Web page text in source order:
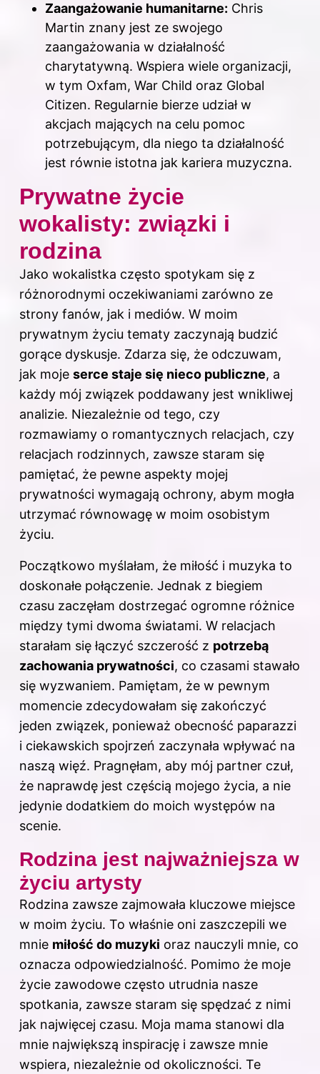
Zaangażowanie humanitarne: Chris
Martin znany jest ze swojego
zaangażowania w działalność
charytatywną. Wspiera wiele organizacji,
w tym Oxfam, War Child oraz Global
Citizen. Regularnie bierze udział w
akcjach mających na celu pomoc
potrzebującym, dla niego ta działalność
jest równie istotna jak kariera muzyczna.
Prywatne życie
wokalisty: związki i
rodzina
Jako wokalistka często spotykam się z
różnorodnymi oczekiwaniami zarówno ze
strony fanów, jak i mediów. W moim
prywatnym życiu tematy zaczynają budzić
gorące dyskusje. Zdarza się, że odczuwam,
jak moje serce staje się nieco publiczne, a
każdy mój związek poddawany jest wnikliwej
analizie. Niezależnie od tego, czy
rozmawiamy o romantycznych relacjach, czy
relacjach rodzinnych, zawsze staram się
pamiętać, że pewne aspekty mojej
prywatności wymagają ochrony, abym mogła
utrzymać równowagę w moim osobistym
życiu.
Początkowo myślałam, że miłość i muzyka to
doskonałe połączenie. Jednak z biegiem
czasu zaczęłam dostrzegać ogromne różnice
między tymi dwoma światami. W relacjach
starałam się łączyć szczerość z potrzebą
zachowania prywatności, co czasami stawało
się wyzwaniem. Pamiętam, że w pewnym
momencie zdecydowałam się zakończyć
jeden związek, ponieważ obecność paparazzi
i ciekawskich spojrzeń zaczynała wpływać na
naszą więź. Pragnęłam, aby mój partner czuł,
że naprawdę jest częścią mojego życia, a nie
jedynie dodatkiem do moich występów na
scenie.
Rodzina jest najważniejsza w
życiu artysty
Rodzina zawsze zajmowała kluczowe miejsce
w moim życiu. To właśnie oni zaszczepili we
mnie miłość do muzyki oraz nauczyli mnie, co
oznacza odpowiedzialność. Pomimo że moje
życie zawodowe często utrudnia nasze
spotkania, zawsze staram się spędzać z nimi
jak najwięcej czasu. Moja mama stanowi dla
mnie największą inspirację i zawsze mnie
wspiera, niezależnie od okoliczności. Te